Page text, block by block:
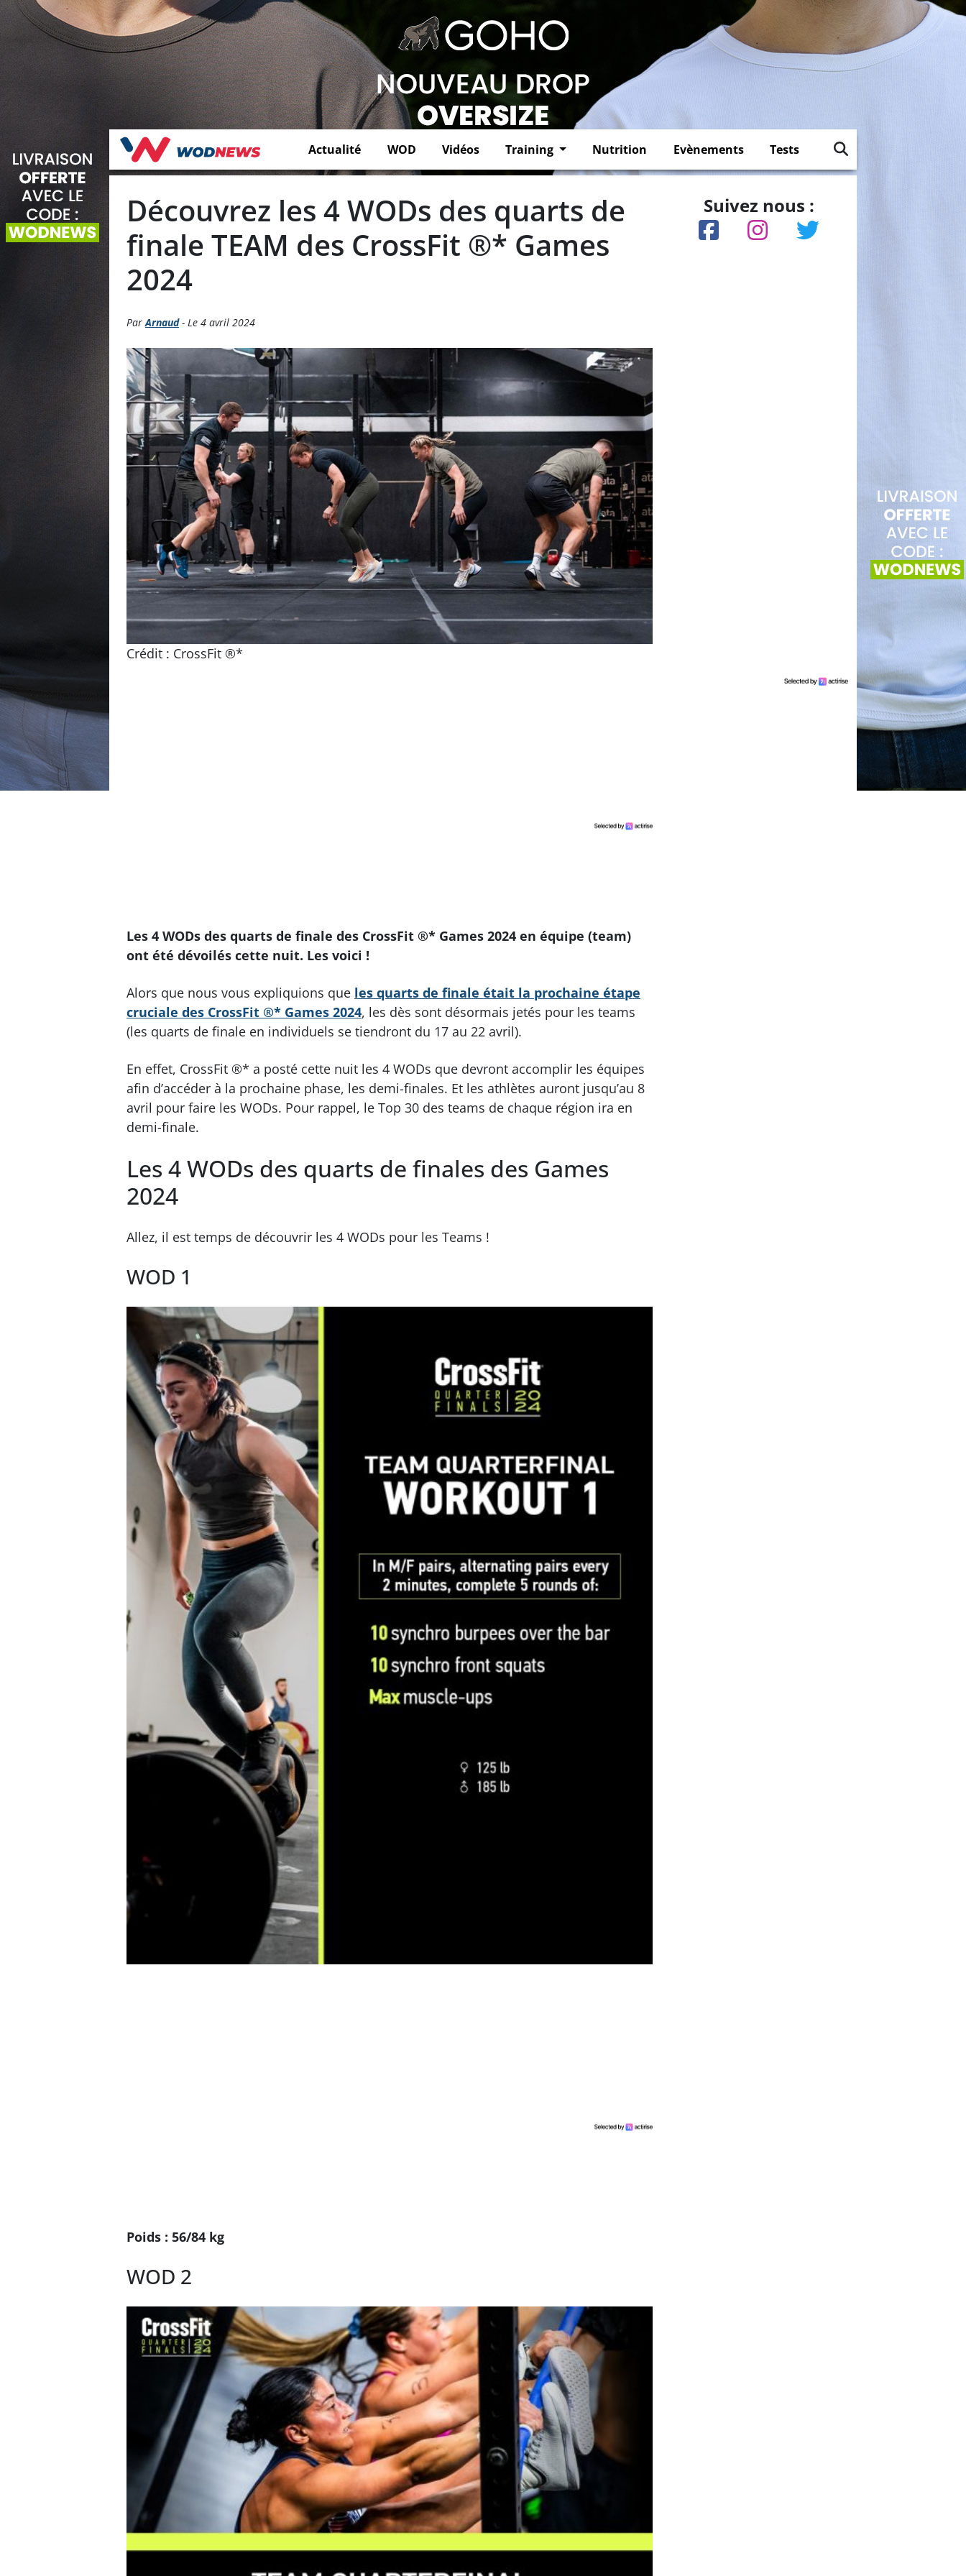
Actualité WOD Vidéos Training Nutrition Evènements Tests
Découvrez les 4 WODs des quarts de
finale TEAM des CrossFit ®* Games
2024
ParArnaud- Le 4 avril 2024
Crédit : CrossFit ®*
Les 4 WODs des quarts de finale des CrossFit ®* Games 2024 en équipe (team)
ont été dévoilés cette nuit. Les voici !
Alors que nous vous expliquions que les quarts de finale était la prochaine étape
cruciale des CrossFit ®* Games 2024, les dès sont désormais jetés pour les teams
(les quarts de finale en individuels se tiendront du 17 au 22 avril).
En effet, CrossFit ®* a posté cette nuit les 4 WODs que devront accomplir les équipes
afin d’accéder à la prochaine phase, les demi-finales. Et les athlètes auront jusqu’au 8
avril pour faire les WODs. Pour rappel, le Top 30 des teams de chaque région ira en
demi-finale.
Les 4 WODs des quarts de finales des Games
2024
Allez, il est temps de découvrir les 4 WODs pour les Teams !
WOD 1
Poids : 56/84 kg
WOD 2
Suivez nous :